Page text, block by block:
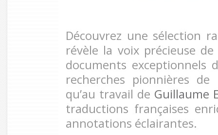
Découvrez une sélection
révèle la voix précieuse
documents exceptionnels
recherches pionnières de
qu’au travail de Guillaume
traductions françaises
annotations éclairantes.